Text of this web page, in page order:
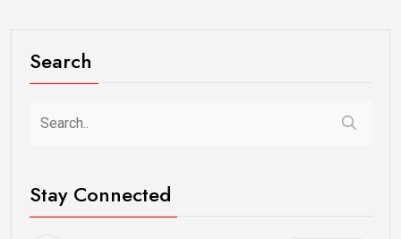
Search
Stay Connected